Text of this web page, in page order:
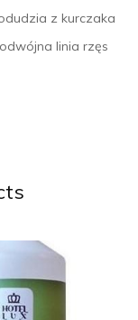
z kurczaka
linia rzęs